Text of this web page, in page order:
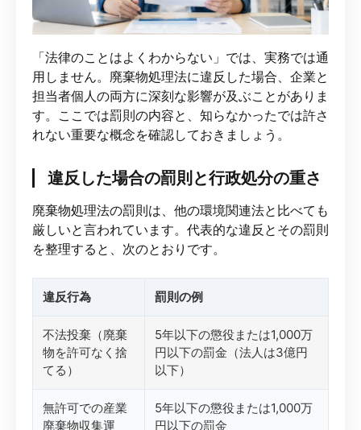
「法律のことはよくわからない」では、実務では通
用しません。廃棄物処理法に違反した場合、企業と
担当者個人の両方に深刻な影響が及ぶことがありま
す。ここでは罰則の内容と、知らなかったでは許さ
れない重要な概念を確認しておきましょう。
違反した場合の罰則と行政処分の重さ
廃棄物処理法の罰則は、他の環境関連法と比べても
厳しいと言われています。代表的な違反とその罰則
を整理すると、次のとおりです。
違反行為 罰則の例
不法投棄（廃棄
物を許可なく捨
てる）
5年以下の懲役または1,000万
円以下の罰金（法人は3億円
以下）
無許可での産業
廃棄物収集運
5年以下の懲役または1,000万
円以下の罰金